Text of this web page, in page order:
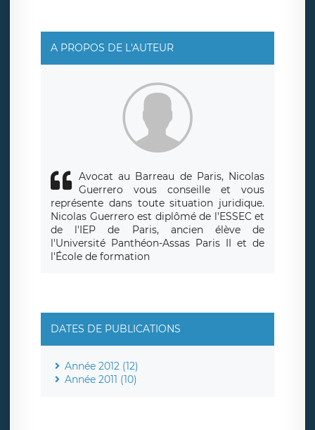
rue Léopold Sédar Senghor, joignable à l’adresse mail :
responsabledetraitement@legavox.fr. Vous avez
également le droit d’introduire une réclamation auprès
d’une autorité de contrôle.
A PROPOS DE L'AUTEUR
Avocat au Barreau de Paris, Nicolas
Guerrero vous conseille et vous
représente dans toute situation juridique.
Nicolas Guerrero est diplômé de l'ESSEC et
de l'IEP de Paris, ancien élève de
l'Université Panthéon-Assas Paris II et de
l'École de formation
DATES DE PUBLICATIONS
Année 2012 (12)
Année 2011 (10)